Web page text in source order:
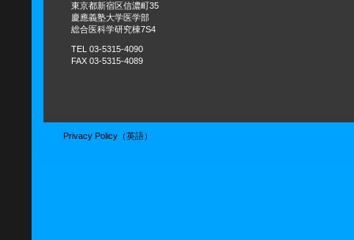
東京都新宿区信濃町35
慶應義塾大学医学部
総合医科学研究棟7S4
TEL 03-5315-4090
FAX 03-5315-4089
Privacy Policy（英語）